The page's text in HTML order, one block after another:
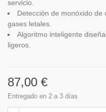
servicio.
Detección de monóxido
gases letales.
Algoritmo inteligente
ligeros.
87,00 €
Entregado en 2 a 3 días